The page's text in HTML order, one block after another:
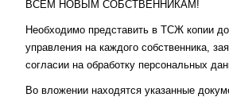
ВСЕМ НОВЫМ СОБСТВЕННИКАМ!
Необходимо представить в ТСЖ копии
управления на каждого собственника,
согласии на обработку персональных
Во вложении находятся указанные